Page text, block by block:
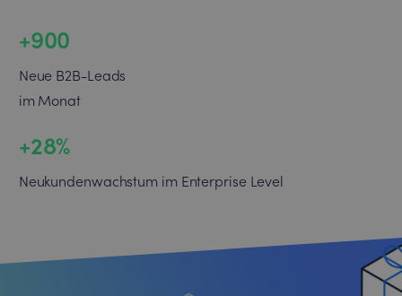
+900
Neue B2B-Leads
im Monat
+28%
Neukundenwachstum im Enterprise Level